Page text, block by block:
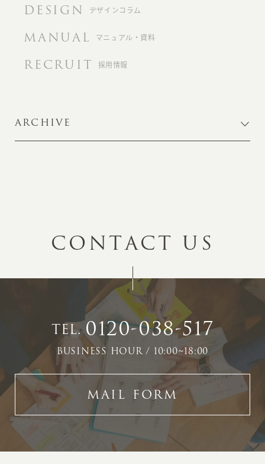
DESIGN デザインコラム
MANUAL マニュアル・資料
RECRUIT 採用情報
ARCHIVE
CONTACT US
TEL.0120-038-517
BUSINESS HOUR / 10:00~18:00
MAIL FORM